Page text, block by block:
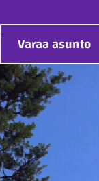
Varaa asunto